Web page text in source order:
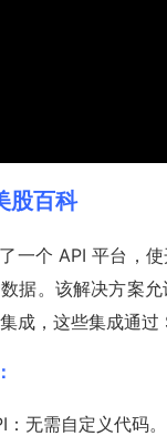
股百科
一个 API 平台，
据。该解决方案
成，这些集成通
：无需自定义代码